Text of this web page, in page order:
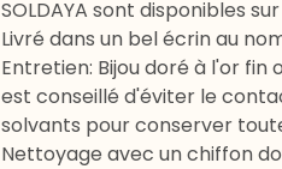
SOLDAYA sont disponibles
Livré dans un bel écrin au
Entretien: Bijou doré à l'or fin
est conseillé d'éviter le
solvants pour conserver
Nettoyage avec un chiffon